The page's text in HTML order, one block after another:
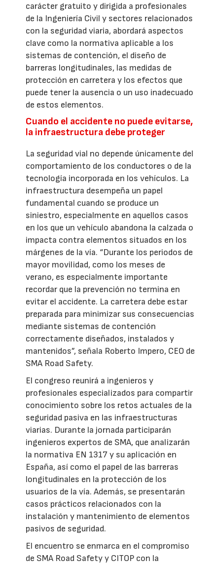
carácter gratuito y dirigida a profesionales
de la Ingeniería Civil y sectores relacionados
con la seguridad viaria, abordará aspectos
clave como la normativa aplicable a los
sistemas de contención, el diseño de
barreras longitudinales, las medidas de
protección en carretera y los efectos que
puede tener la ausencia o un uso inadecuado
de estos elementos.
Cuando el accidente no puede evitarse,
la infraestructura debe proteger
La seguridad vial no depende únicamente del
comportamiento de los conductores o de la
tecnología incorporada en los vehículos. La
infraestructura desempeña un papel
fundamental cuando se produce un
siniestro, especialmente en aquellos casos
en los que un vehículo abandona la calzada o
impacta contra elementos situados en los
márgenes de la vía. “Durante los periodos de
mayor movilidad, como los meses de
verano, es especialmente importante
recordar que la prevención no termina en
evitar el accidente. La carretera debe estar
preparada para minimizar sus consecuencias
mediante sistemas de contención
correctamente diseñados, instalados y
mantenidos”, señala Roberto Impero, CEO de
SMA Road Safety.
El congreso reunirá a ingenieros y
profesionales especializados para compartir
conocimiento sobre los retos actuales de la
seguridad pasiva en las infraestructuras
viarias. Durante la jornada participarán
ingenieros expertos de SMA, que analizarán
la normativa EN 1317 y su aplicación en
España, así como el papel de las barreras
longitudinales en la protección de los
usuarios de la vía. Además, se presentarán
casos prácticos relacionados con la
instalación y mantenimiento de elementos
pasivos de seguridad.
El encuentro se enmarca en el compromiso
de SMA Road Safety y CITOP con la